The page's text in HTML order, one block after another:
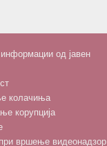
од јавен
колачиња
корупција
при вршење видеонадзор